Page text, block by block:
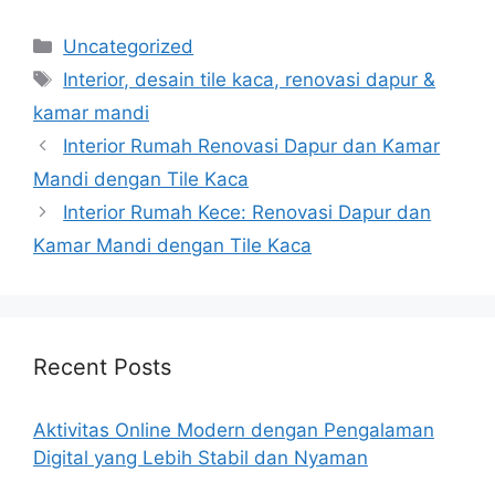
Categories
Uncategorized
Tags
Interior, desain tile kaca, renovasi dapur &
kamar mandi
Interior Rumah Renovasi Dapur dan Kamar
Mandi dengan Tile Kaca
Interior Rumah Kece: Renovasi Dapur dan
Kamar Mandi dengan Tile Kaca
Recent Posts
Aktivitas Online Modern dengan Pengalaman
Digital yang Lebih Stabil dan Nyaman